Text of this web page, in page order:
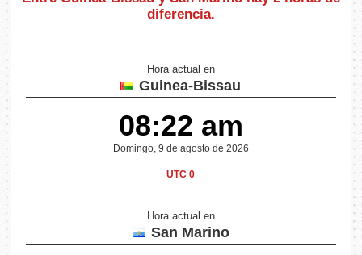
diferencia.
Hora actual en
Guinea-Bissau
08:22 am
Domingo, 9 de agosto de 2026
UTC 0
Hora actual en
San Marino